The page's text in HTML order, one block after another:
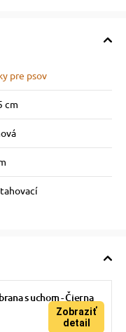
pre psov
cm
s uchom - Čierna
Zobraziť
detail